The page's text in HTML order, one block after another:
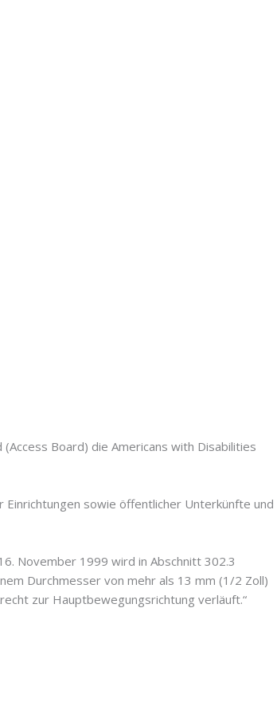
Board) die Americans with Disabilities
Einrichtungen sowie öffentlicher Unterkünfte und
November 1999 wird in Abschnitt 302.3
Durchmesser von mehr als 13 mm (1/2 Zoll)
zur Hauptbewegungsrichtung verläuft.“